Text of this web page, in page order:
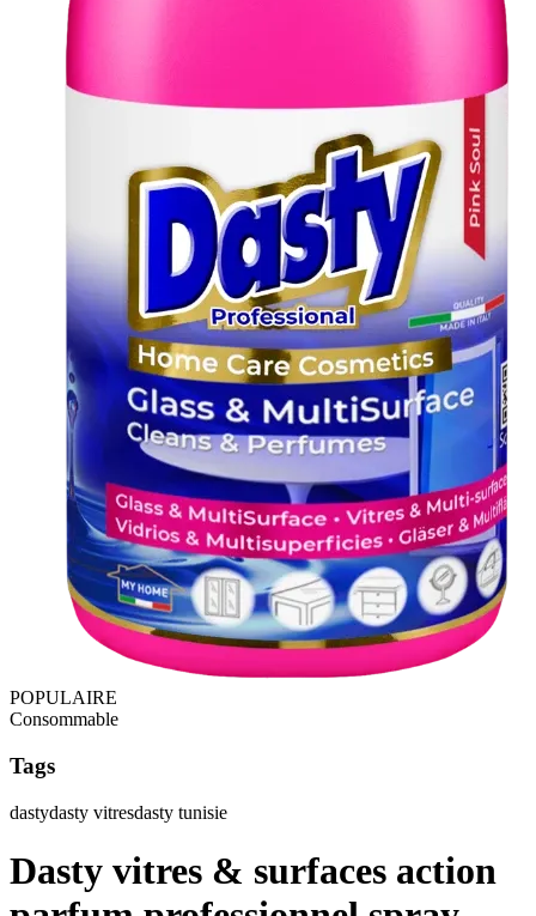
POPULAIRE
Consommable
Tags
dastydasty vitresdasty tunisie
Dasty vitres & surfaces action